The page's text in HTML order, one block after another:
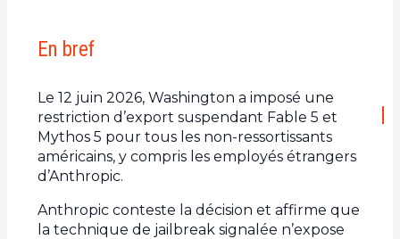
En bref
Le 12 juin 2026, Washington a imposé une
restriction d’export suspendant Fable 5 et
Mythos 5 pour tous les non-ressortissants
américains, y compris les employés étrangers
d’Anthropic.
Anthropic conteste la décision et affirme que
la technique de jailbreak signalée n’expose